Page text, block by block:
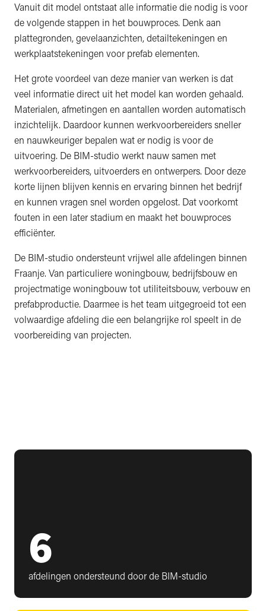
Vanuit dit model ontstaat alle informatie die nodig is voor
de volgende stappen in het bouwproces. Denk aan
plattegronden, gevelaanzichten, detailtekeningen en
werkplaatstekeningen voor prefab elementen.
Het grote voordeel van deze manier van werken is dat
veel informatie direct uit het model kan worden gehaald.
Materialen, afmetingen en aantallen worden automatisch
inzichtelijk. Daardoor kunnen werkvoorbereiders sneller
en nauwkeuriger bepalen wat er nodig is voor de
uitvoering. De BIM-studio werkt nauw samen met
werkvoorbereiders, uitvoerders en ontwerpers. Door deze
korte lijnen blijven kennis en ervaring binnen het bedrijf
en kunnen vragen snel worden opgelost. Dat voorkomt
fouten in een later stadium en maakt het bouwproces
efficiënter.
De BIM-studio ondersteunt vrijwel alle afdelingen binnen
Fraanje. Van particuliere woningbouw, bedrijfsbouw en
projectmatige woningbouw tot utiliteitsbouw, verbouw en
prefabproductie. Daarmee is het team uitgegroeid tot een
volwaardige afdeling die een belangrijke rol speelt in de
voorbereiding van projecten.
6
afdelingen ondersteund door de BIM-studio